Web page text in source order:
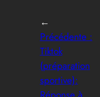
←
Précédente :
Tiktok
(préparation
sportive):